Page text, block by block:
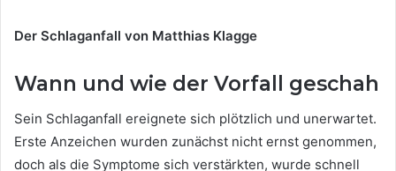
Der Schlaganfall von Matthias Klagge
Wann und wie der Vorfall geschah
Sein Schlaganfall ereignete sich plötzlich und unerwartet.
Erste Anzeichen wurden zunächst nicht ernst genommen,
doch als die Symptome sich verstärkten, wurde schnell